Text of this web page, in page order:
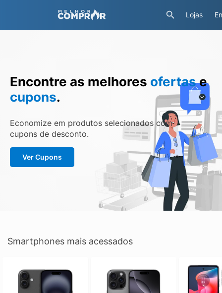
Lojas
Encontre as melhores ofertase
cupons.
Economize em produtos selecionados com
cupons de desconto.
Ver Cupons
Smartphones mais acessados